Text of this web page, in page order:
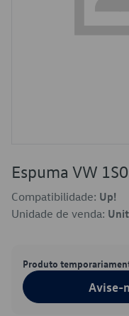
Espuma VW
Compatibilidade: Up!
Unidade de venda:
Produto
Avise-